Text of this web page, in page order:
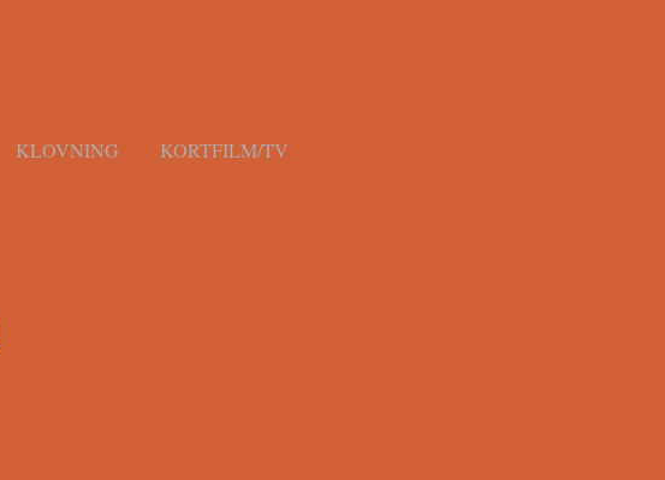
KLOVNING
KORTFILM/TV